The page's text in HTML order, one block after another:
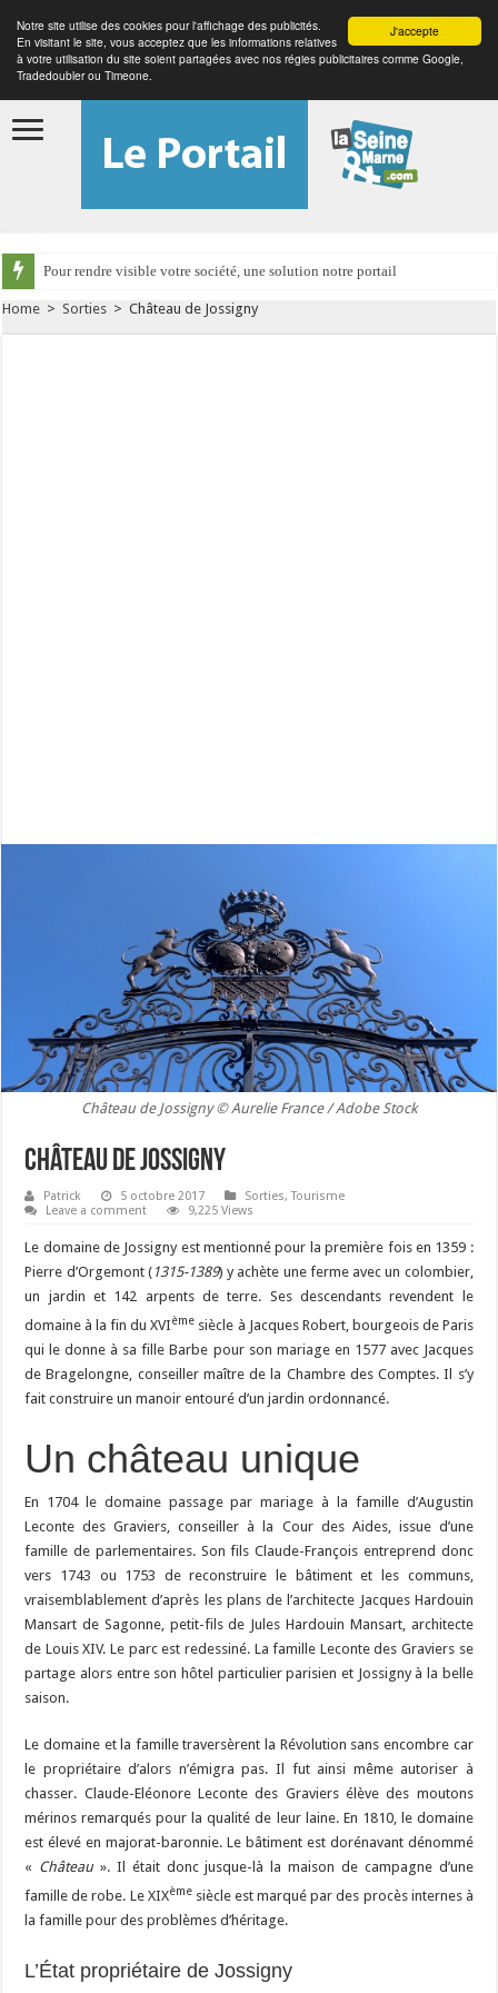
J'accepte
Notre site utilise des cookies pour l'affichage des publicités.
En visitant le site, vous acceptez que les informations relatives
à votre utilisation du site soient partagées avec nos régies publicitaires comme Google,
Tradedoubler ou Timeone.
Pour rendre visible votre société, une solution notre portail
Home > Sorties > Château de Jossigny
Château de Jossigny © Aurelie France / Adobe Stock
Château de Jossigny
Patrick 5 octobre 2017 Sorties,Tourisme
Leave a comment
9,225 Views
Le domaine de Jossigny est mentionné pour la première fois en 1359 :
Pierre d’Orgemont (1315-1389) y achète une ferme avec un colombier,
un jardin et 142 arpents de terre. Ses descendants revendent le
domaine à la fin du XVIème siècle à Jacques Robert, bourgeois de Paris
qui le donne à sa fille Barbe pour son mariage en 1577 avec Jacques
de Bragelongne, conseiller maître de la Chambre des Comptes. Il s’y
fait construire un manoir entouré d’un jardin ordonnancé.
Un château unique
En 1704 le domaine passage par mariage à la famille d’Augustin
Leconte des Graviers, conseiller à la Cour des Aides, issue d’une
famille de parlementaires. Son fils Claude-François entreprend donc
vers 1743 ou 1753 de reconstruire le bâtiment et les communs,
vraisemblablement d’après les plans de l’architecte Jacques Hardouin
Mansart de Sagonne, petit-fils de Jules Hardouin Mansart, architecte
de Louis XIV. Le parc est redessiné. La famille Leconte des Graviers se
partage alors entre son hôtel particulier parisien et Jossigny à la belle
saison.
Le domaine et la famille traversèrent la Révolution sans encombre car
le propriétaire d’alors n’émigra pas. Il fut ainsi même autoriser à
chasser. Claude-Eléonore Leconte des Graviers élève des moutons
mérinos remarqués pour la qualité de leur laine. En 1810, le domaine
est élevé en majorat-baronnie. Le bâtiment est dorénavant dénommé
« Château». Il était donc jusque-là la maison de campagne d’une
famille de robe. Le XIXèmesiècle est marqué par des procès internes à
la famille pour des problèmes d’héritage.
L’État propriétaire de Jossigny